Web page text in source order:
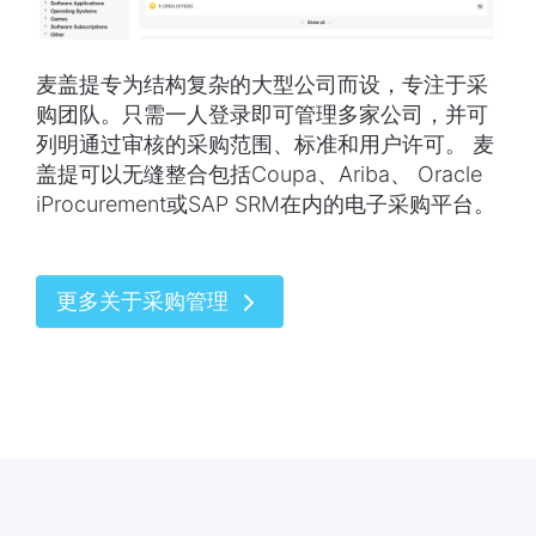
麦盖提专为结构复杂的大型公司而设，专注于采
购团队。只需一人登录即可管理多家公司，并可
列明通过审核的采购范围、标准和用户许可。 麦
盖提可以无缝整合包括Coupa、Ariba、 Oracle
iProcurement或SAP SRM在内的电子采购平台。
更多关于采购管理